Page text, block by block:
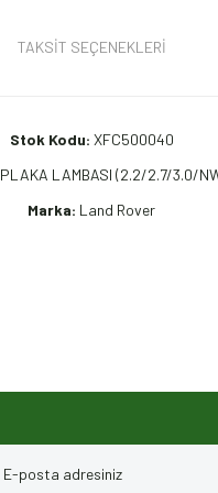
TAKSIT SEÇENEKLERI
Stok Kodu: XFC500040
PLAKA LAMBASI (2.2/2.7/3.0/
Marka: Land Rover